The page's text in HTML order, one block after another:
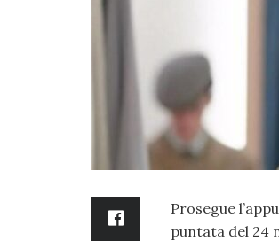
Prosegue
puntata del 24